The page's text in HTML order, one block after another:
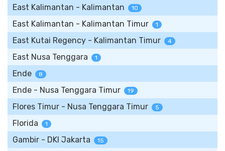
East Kalimantan - Kalimantan 10
East Kalimantan - Kalimantan Timur 1
East Kutai Regency - Kalimantan Timur 4
East Nusa Tenggara 1
Ende 8
Ende - Nusa Tenggara Timur 19
Flores Timur - Nusa Tenggara Timur 5
Florida 1
Gambir - DKI Jakarta 15